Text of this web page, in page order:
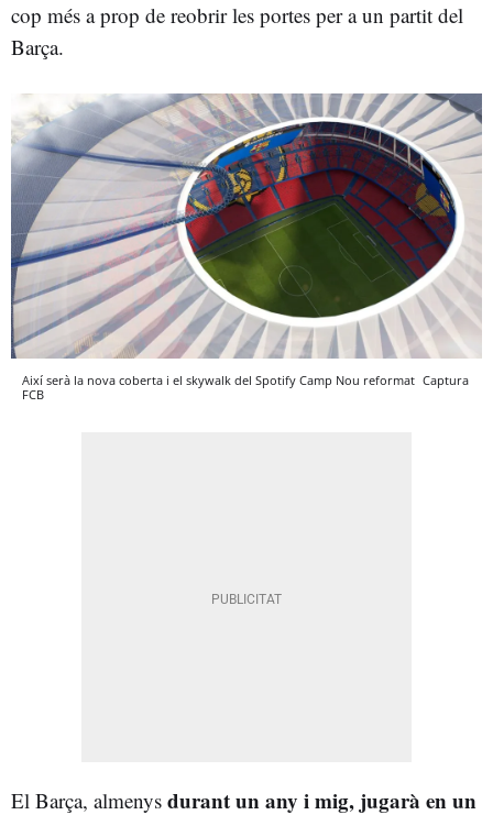
cop més a prop de reobrir les portes per a un partit del
Barça.
Així serà la nova coberta i el skywalk del Spotify Camp Nou reformat Captura
FCB
El Barça, almenys durant un any i mig, jugarà en un